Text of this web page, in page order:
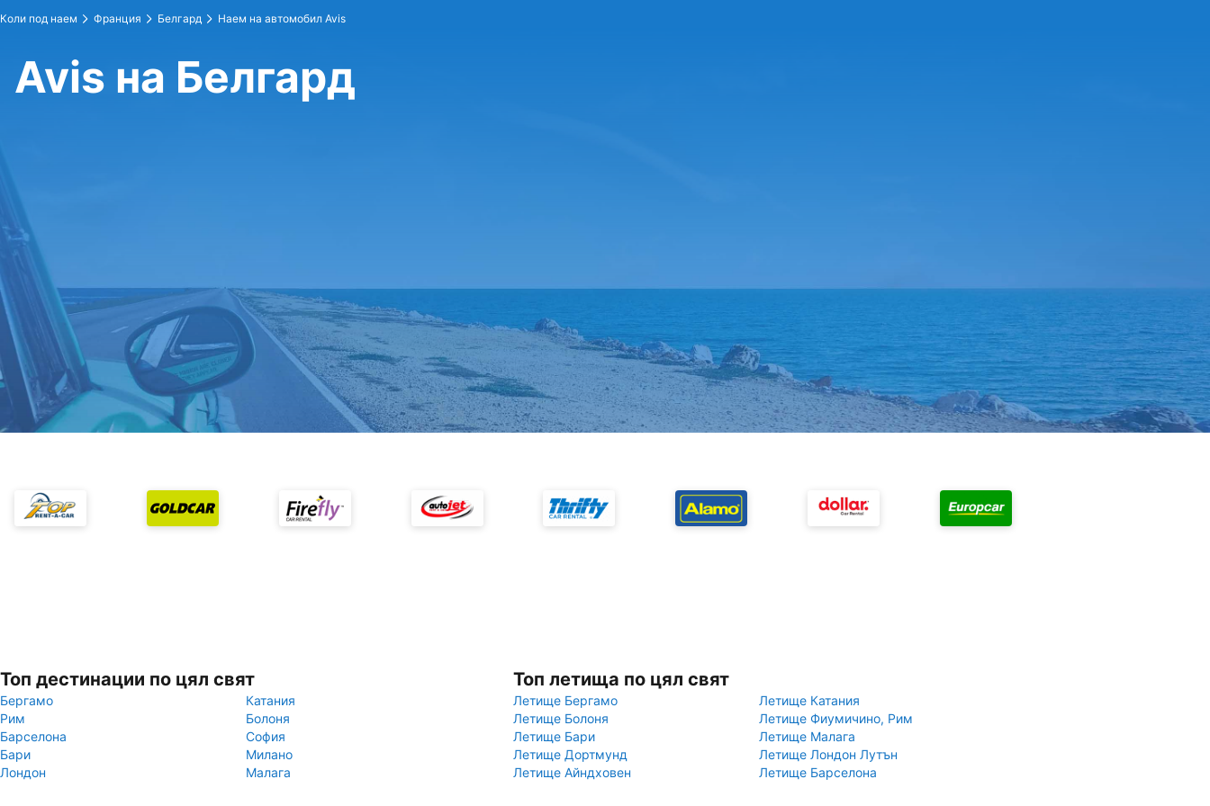
Коли под наем Франция Белгард Наем на автомобил Avis
Avis на Белгард
Топ дестинации по цял свят
Бергамо
Катания
Рим
Болоня
Барселона
София
Бари
Милано
Лондон
Малага
Топ летища по цял свят
Летище Бергамо
Летище Катания
Летище Болоня
Летище Фиумичино, Рим
Летище Бари
Летище Малага
Летище Дортмунд
Летище Лондон Лутън
Летище Айндховен
Летище Барселона